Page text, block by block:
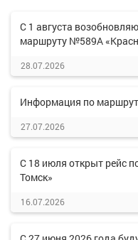
С 1 августа
маршруту №589А
28.07.2026
Информация по
27.07.2026
С 18 июля открыт рейс
Томск»
16.07.2026